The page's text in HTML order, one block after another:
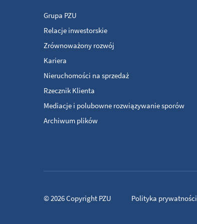
Grupa PZU
Relacje inwestorskie
Zrównoważony rozwój
Kariera
Nieruchomości na sprzedaż
Rzecznik Klienta
Mediacje i polubowne rozwiązywanie sporów
Archiwum plików
Polityka prywatności
© 2026Copyright PZU